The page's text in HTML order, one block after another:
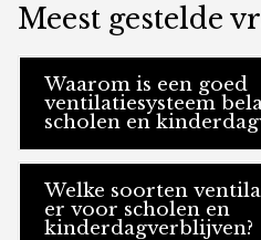
Meest gestelde
Waarom is een goed
ventilatiesysteem
scholen en
Welke soorten
er voor scholen en
kinderdagverblijven?